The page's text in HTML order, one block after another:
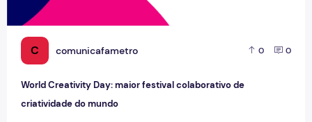
C comunicafametro 0 0
World Creativity Day: maior festival colaborativo de
criatividade do mundo